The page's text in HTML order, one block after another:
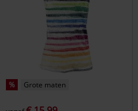
% Grote maten